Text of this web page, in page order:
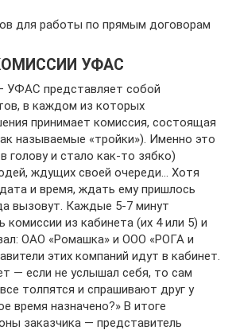
для работы по прямым договорам
УФАС
УФАС представляет собой
в каждом из которых
принимает комиссия, состоящая
называемые «тройки»). Именно это
голову и стало как-то зябко)
ждущих своей очереди… Хотя
и время, ждать ему пришлось
вызовут. Каждые 5-7 минут
комиссии из кабинета (их 4 или 5) и
ОАО «Ромашка» и ООО «РОГА и
этих компаний идут в кабинет.
— если не услышал себя, то сам
толпятся и спрашивают друг у
время назначено?» В итоге
заказчика — представитель